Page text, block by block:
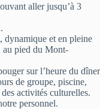
aller jusqu’à 3
dynamique et en pleine
au pied du Mont-
sur l’heure du dîner
de groupe, piscine,
activités culturelles.
personnel.